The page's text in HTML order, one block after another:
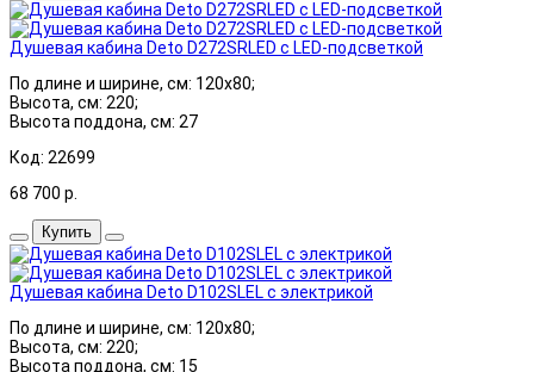
Душевая кабина Deto D272SRLED с LED-подсветкой
По длине и ширине, см: 120x80;
Высота, см: 220;
Высота поддона, см: 27
Код: 22699
68 700 р.
Купить
Душевая кабина Deto D102SLEL с электрикой
По длине и ширине, см: 120x80;
Высота, см: 220;
Высота поддона, см: 15